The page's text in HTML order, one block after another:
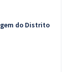
do Distrito